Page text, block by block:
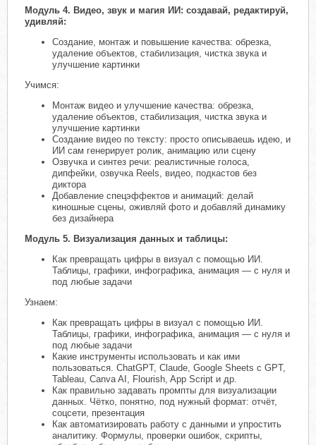
Модуль 4. Видео, звук и магия ИИ: создавай, редактируй,
удивляй:
Создание, монтаж и повышение качества: обрезка,
удаление объектов, стабилизация, чистка звука и
улучшение картинки
Учимся:
Монтаж видео и улучшение качества: обрезка,
удаление объектов, стабилизация, чистка звука и
улучшение картинки
Создание видео по тексту: просто описываешь идею, и
ИИ сам генерирует ролик, анимацию или сцену
Озвучка и синтез речи: реалистичные голоса,
дипфейки, озвучка Reels, видео, подкастов без
диктора
Добавление спецэффектов и анимаций: делай
киношные сцены, оживляй фото и добавляй динамику
без дизайнера
Модуль 5. Визуализация данных и таблицы:
Как превращать цифры в визуал с помощью ИИ.
Таблицы, графики, инфографика, анимация — с нуля и
под любые задачи
Узнаем:
Как превращать цифры в визуал с помощью ИИ.
Таблицы, графики, инфографика, анимация — с нуля и
под любые задачи
Какие инструменты использовать и как ими
пользоваться. ChatGPT, Claude, Google Sheets с GPT,
Tableau, Canva AI, Flourish, App Script и др.
Как правильно задавать промпты для визуализации
данных. Чётко, понятно, под нужный формат: отчёт,
соцсети, презентация
Как автоматизировать работу с данными и упростить
аналитику. Формулы, проверки ошибок, скрипты,